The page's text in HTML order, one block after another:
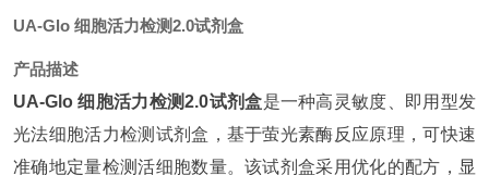
UA-Glo 细胞活力检测2.0试剂盒
产品描述
UA-Glo 细胞活力检测2.0试剂盒是一种高灵敏度、即用型发
光法细胞活力检测试剂盒，基于萤光素酶反应原理，可快速
准确地定量检测活细胞数量。该试剂盒采用优化的配方，显